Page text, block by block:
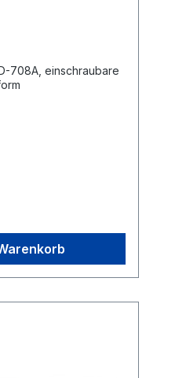
708A, einschraubare